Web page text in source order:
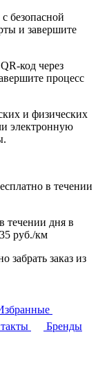
безопасной
и завершите
код через
процесс
и физических
электронную
в течении
течении дня в
руб./км
забрать заказ из
Бренды